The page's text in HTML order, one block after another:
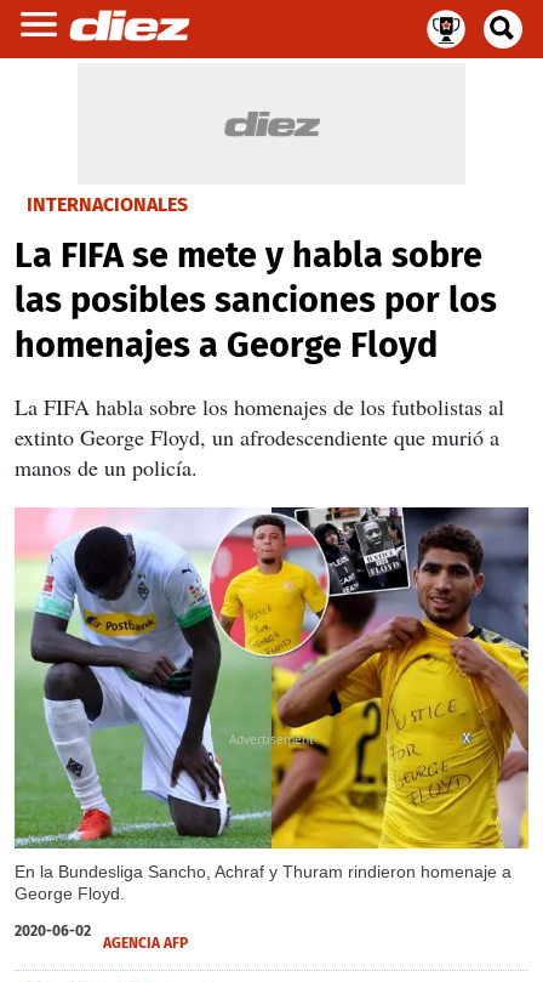
INTERNACIONALES
La FIFA se mete y habla sobre
las posibles sanciones por los
homenajes a George Floyd
La FIFA habla sobre los homenajes de los futbolistas al
extinto George Floyd, un afrodescendiente que murió a
manos de un policía.
En la Bundesliga Sancho, Achraf y Thuram rindieron homenaje a
George Floyd.
X
X
2020-06-02
AGENCIA AFP